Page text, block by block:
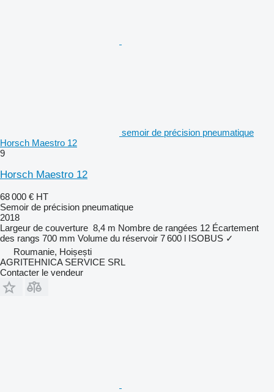
semoir de précision pneumatique
Horsch Maestro 12
9
Horsch Maestro 12
68 000 € HT
Semoir de précision pneumatique
2018
Largeur de couverture 8,4 m Nombre de rangées 12 Écartement
des rangs 700 mm Volume du réservoir 7 600 l ISOBUS ✓
Roumanie, Hoișești
AGRITEHNICA SERVICE SRL
Contacter le vendeur